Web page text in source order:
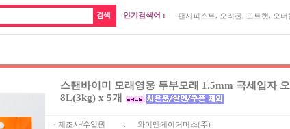
인기검색어 : 팬시피스트 오리젠 도트캣 오더
스탠바이미 모래영웅 두부모래 1.5mm 극세입자
8L(3kg) x 5개
· 제조사/수입원 : 와이앤케이커머스(주)